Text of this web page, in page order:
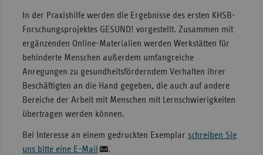
In der Praxishilfe werden die Ergebnisse des ersten KHSB-
Forschungsprojektes GESUND! vorgestellt. Zusammen mit
ergänzenden Online-Materialien werden Werkstätten für
behinderte Menschen außerdem umfangreiche
Anregungen zu gesundheitsförderndem Verhalten ihrer
Beschäftigten an die Hand gegeben, die auch auf andere
Bereiche der Arbeit mit Menschen mit Lernschwierigkeiten
übertragen werden können.
Bei Interesse an einem gedruckten Exemplar schreiben Sie
uns bitte eine E-Mail
.